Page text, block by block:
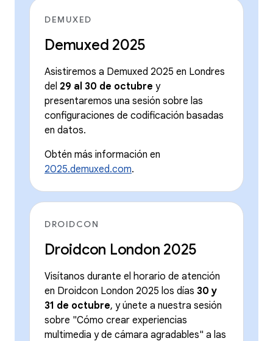
DEMUXED
Demuxed 2025
Asistiremos a Demuxed 2025 en Londres
del 29 al 30 de octubre y
presentaremos una sesión sobre las
configuraciones de codificación basadas
en datos.
Obtén más información en
2025.demuxed.com.
DROIDCON
Droidcon London 2025
Visítanos durante el horario de atención
en Droidcon London 2025 los días 30 y
31 de octubre, y únete a nuestra sesión
sobre "Cómo crear experiencias
multimedia y de cámara agradables" a las